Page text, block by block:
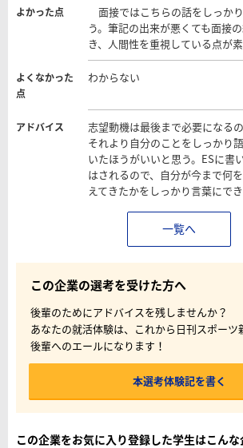
よかった点
面接ではこちらの話をしっか
う。筆記の出来が悪くても面接
き、人間性を重視している点が
よくなかった
点
わからない
アドバイス
志望動機は最後まで必要になる
それより自分のことをしっかり
いたほうがいいと思う。ESに書
はされるので、自分が今まで何
えてきたかをしっかり言葉にで
一覧へ
この企業の選考を受けた方へ
後輩のためにアドバイスを残しませんか？
あなたの就活体験は、これから日刊スポーツ
後輩へのエールになります！
本選考体験記を書く
この企業をお気に入り登録した学生はこん